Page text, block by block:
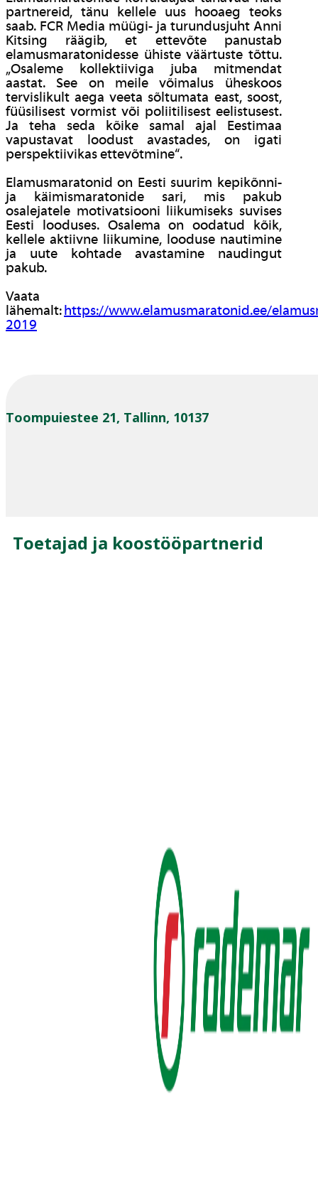
partnereid, tänu kellele uus hooaeg teoks
saab. FCR Media müügi- ja turundusjuht Anni
Kitsing räägib, et ettevõte panustab
elamusmaratonidesse ühiste väärtuste tõttu.
„Osaleme kollektiiviga juba mitmendat
aastat. See on meile võimalus üheskoos
tervislikult aega veeta sõltumata east, soost,
füüsilisest vormist või poliitilisest eelistusest.
Ja teha seda kõike samal ajal Eestimaa
vapustavat loodust avastades, on igati
perspektiivikas ettevõtmine“.
Elamusmaratonid on Eesti suurim kepikõnni-
ja käimismaratonide sari, mis pakub
osalejatele motivatsiooni liikumiseks suvises
Eesti looduses. Osalema on oodatud kõik,
kellele aktiivne liikumine, looduse nautimine
ja uute kohtade avastamine naudingut
pakub.
Vaata
lähemalt: https://www.elamusmaratonid.ee/
2019
Toompuiestee 21, Tallinn, 10137
Toetajad ja koostööpartnerid